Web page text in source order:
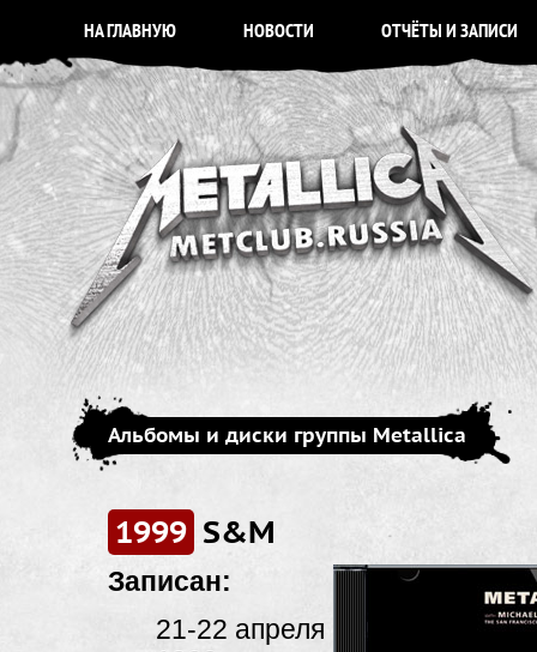
НА ГЛАВНУЮ НОВОСТИ ОТЧЁТЫ И ЗАПИСИ
Альбомы и диски группы Metallica
1999 S&M
Записан:
21-22 апреля